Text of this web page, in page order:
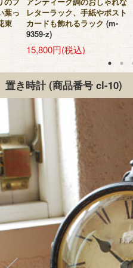
葉っ
束
レターラック、手紙やポスト
カードも飾れるラック (m-
9359-z)
15,800円(税込)
置き時計(商品番号 cl-10)